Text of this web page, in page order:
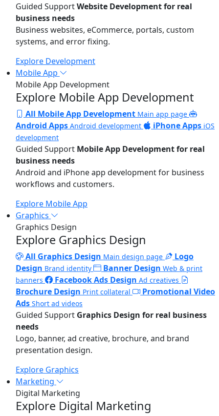
Guided SupportWebsite Development for real
business needs
Business websites, eCommerce, portals, custom
systems, and error fixing.
Explore Development
Mobile App
Mobile App Development
Explore Mobile App Development
All Mobile App Development Main app page
Android Apps Android development iPhone Apps iOS
development
Guided Support Mobile App Development for real
business needs
Android and iPhone app development for business
workflows and customers.
Explore Mobile App
Graphics
Graphics Design
Explore Graphics Design
All Graphics Design Main design page
Logo
Design Brand identity Banner Design Web & print
banners
Facebook Ads Design Ad creatives
Brochure Design Print collateral
Promotional Video
Ads Short ad videos
Guided Support Graphics Design for real business
needs
Logo, banner, ad creative, brochure, and brand
presentation design.
Explore Graphics
Marketing
Digital Marketing
Explore Digital Marketing